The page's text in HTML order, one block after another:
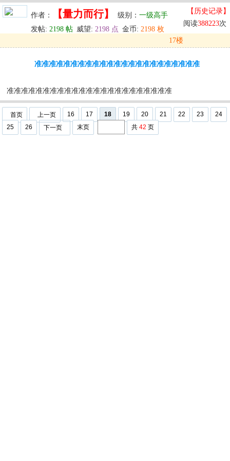
作者： 【量力而行】 级别： 一级高手
发帖: 2198 帖 威望: 2198 点 金币: 2198 枚
【历史记录】
阅读388223次
17楼
编辑 u
准准准准准准准准准准准准准准准准准准准准准准准
准准准准准准准准准准准准准准准准准准准准准准准
首页 上一页 16 17 18 19 20 21 22 23
24
25
26 下一页 末页 共 42 页